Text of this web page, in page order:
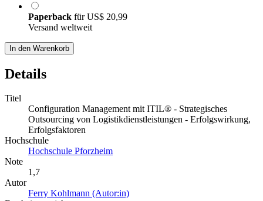
Paperback fürUS$ 20,99
Versand weltweit
In den Warenkorb
Details
Titel
Configuration Management mit ITIL® - Strategisches
Outsourcing von Logistikdienstleistungen - Erfolgswirkung,
Erfolgsfaktoren
Hochschule
Hochschule Pforzheim
Note
1,7
Autor
Ferry Kohlmann (Autor:in)